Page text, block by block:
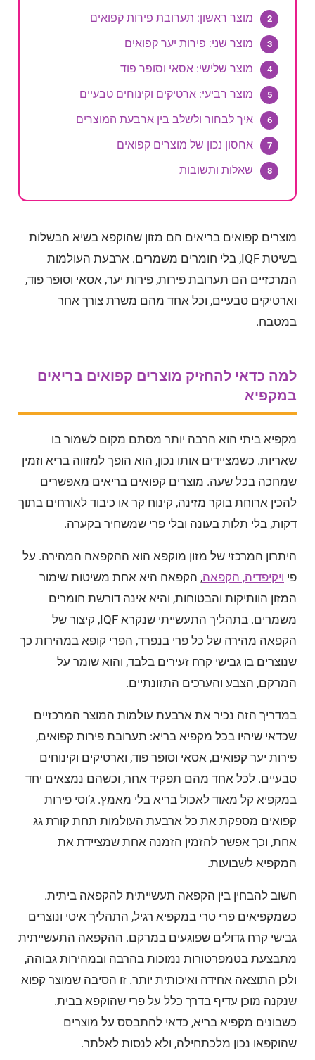
מוצר ראשון: תערובת פירות קפואים
מוצר שני: פירות יער קפואים
מוצר שלישי: אסאי וסופר פוד
מוצר רביעי: ארטיקים וקינוחים טבעיים
איך לבחור ולשלב בין ארבעת המוצרים
אחסון נכון של מוצרים קפואים
שאלות ותשובות
מוצרים קפואים בריאים הם מזון שהוקפא בשיא הבשלות
בשיטת IQF, בלי חומרים משמרים. ארבעת העולמות
המרכזיים הם תערובת פירות, פירות יער, אסאי וסופר פוד,
וארטיקים טבעיים, וכל אחד מהם משרת צורך אחר
במטבח.
למה כדאי להחזיק מוצרים קפואים בריאים
במקפיא
מקפיא ביתי הוא הרבה יותר מסתם מקום לשמור בו
שאריות. כשמציידים אותו נכון, הוא הופך למזווה בריא וזמין
שמחכה בכל שעה. מוצרים קפואים בריאים מאפשרים
להכין ארוחת בוקר מזינה, קינוח קר או כיבוד לאורחים בתוך
דקות, בלי תלות בעונה ובלי פרי שמשחיר בקערה.
היתרון המרכזי של מזון מוקפא הוא ההקפאה המהירה. על
פי ויקיפדיה, הקפאה, הקפאה היא אחת משיטות שימור
המזון הוותיקות והבטוחות, והיא אינה דורשת חומרים
משמרים. בתהליך התעשייתי שנקרא IQF, קיצור של
הקפאה מהירה של כל פרי בנפרד, הפרי קופא במהירות כך
שנוצרים בו גבישי קרח זעירים בלבד, והוא שומר על
המרקם, הצבע והערכים התזונתיים.
במדריך הזה נכיר את ארבעת עולמות המוצר המרכזיים
שכדאי שיהיו בכל מקפיא בריא: תערובת פירות קפואים,
פירות יער קפואים, אסאי וסופר פוד, וארטיקים וקינוחים
טבעיים. לכל אחד מהם תפקיד אחר, וכשהם נמצאים יחד
במקפיא קל מאוד לאכול בריא בלי מאמץ. ג’וסי פירות
קפואים מספקת את כל ארבעת העולמות תחת קורת גג
אחת, וכך אפשר להזמין הזמנה אחת שמציידת את
המקפיא לשבועות.
חשוב להבחין בין הקפאה תעשייתית להקפאה ביתית.
כשמקפיאים פרי טרי במקפיא רגיל, התהליך איטי ונוצרים
גבישי קרח גדולים שפוגעים במרקם. ההקפאה התעשייתית
מתבצעת בטמפרטורות נמוכות בהרבה ובמהירות גבוהה,
ולכן התוצאה אחידה ואיכותית יותר. זו הסיבה שמוצר קפוא
שנקנה מוכן עדיף בדרך כלל על פרי שהוקפא בבית.
כשבונים מקפיא בריא, כדאי להתבסס על מוצרים
שהוקפאו נכון מלכתחילה, ולא לנסות לאלתר.